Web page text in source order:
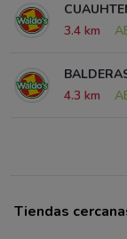
3.4 km
4.3 km
Tiendas